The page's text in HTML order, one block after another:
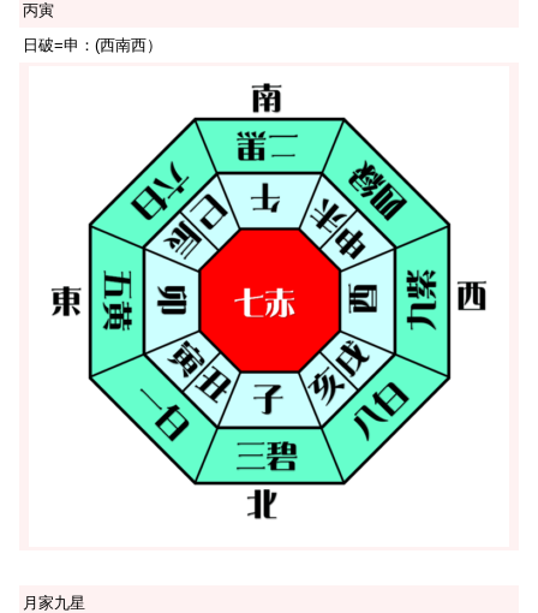
丙寅
日破=申：(西南西）
月家九星